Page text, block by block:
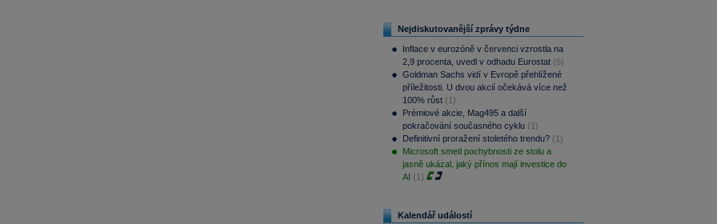
Nejdiskutovanější zprávy týdne
Inflace v eurozóně v červenci vzrostla na
2,9 procenta, uvedl v odhadu Eurostat (5)
Goldman Sachs vidí v Evropě přehlížené
příležitosti. U dvou akcií očekává více než
100% růst (1)
Prémiové akcie, Mag495 a další
pokračování současného cyklu (1)
Definitivní proražení stoletého trendu? (1)
Microsoft smetl pochybnosti ze stolu a
jasně ukázal, jaký přínos mají investice do
AI (1)
Kalendář událostí